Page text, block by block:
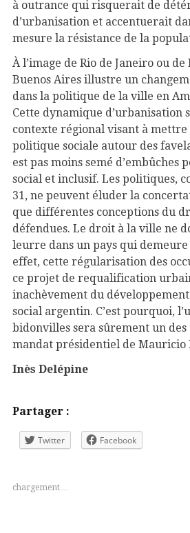
à outrance qui risquerait de
d’urbanisation et accentuerait
mesure la résistance de la
À l’image de Rio de Janeiro ou de
Buenos Aires illustre un
dans la politique de la ville en
Cette dynamique d’urbanisation
contexte régional visant à mettre
politique sociale autour des
est pas moins semé d’embûches
social et inclusif. Les politiques,
31, ne peuvent éluder la
que différentes conceptions du
défendues. Le droit à la ville ne
leurre dans un pays qui
effet, cette régularisation des
ce projet de requalification
inachèvement du
social argentin. C’est pourquoi,
bidonvilles sera sûrement un
mandat présidentiel de Mauricio
Inès Delépine
Partager :
Twitter Facebook
chargement…